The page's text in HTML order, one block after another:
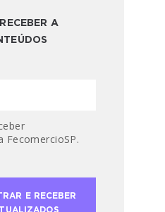
A
FecomercioSP.